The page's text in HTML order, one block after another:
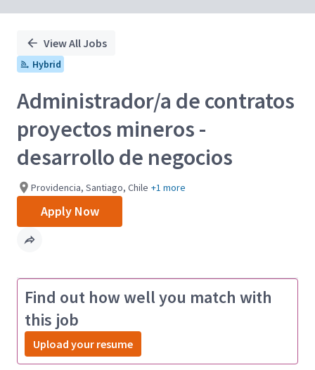
View All Jobs
Hybrid
Administrador/a de contratos
proyectos mineros -
desarrollo de negocios
Providencia, Santiago, Chile +1 more
Apply Now
Find out how well you match with
this job
Upload your resume